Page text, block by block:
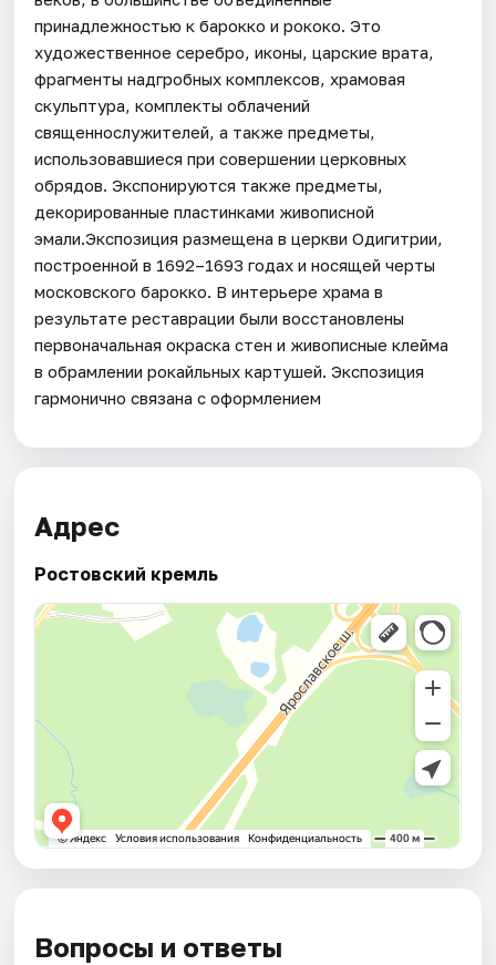
принадлежностью к барокко и рококо. Это
художественное серебро, иконы, царские врата,
фрагменты надгробных комплексов, храмовая
скульптура, комплекты облачений
священнослужителей, а также предметы,
использовавшиеся при совершении церковных
обрядов. Экспонируются также предметы,
декорированные пластинками живописной
эмали.Экспозиция размещена в церкви Одигитрии,
построенной в 1692–1693 годах и носящей черты
московского барокко. В интерьере храма в
результате реставрации были восстановлены
первоначальная окраска стен и живописные клейма
в обрамлении рокайльных картушей. Экспозиция
гармонично связана с оформлением
Адрес
Ростовский кремль
Вопросы и ответы